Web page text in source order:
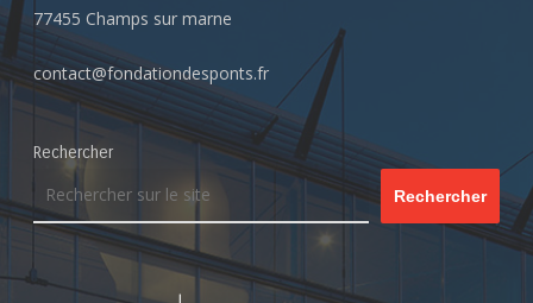
77455 Champs sur marne
contact@fondationdesponts.fr
Rechercher
Rechercher